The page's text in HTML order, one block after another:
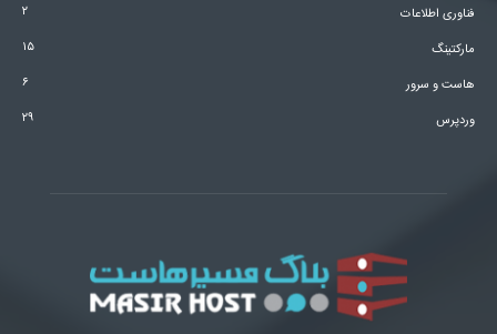
فناوری اطلاعات
۲
مارکتینگ
۱۵
هاست و سرور
۶
وردپرس
۲۹